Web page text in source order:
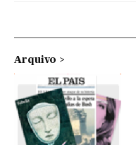
Arquivo